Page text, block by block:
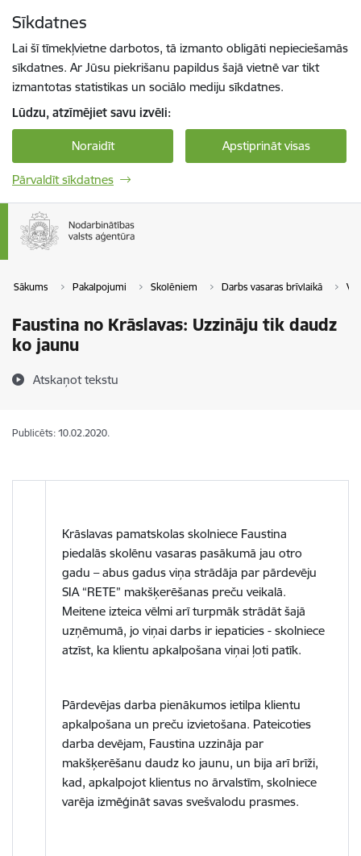
Sīkdatnes
Lai šī tīmekļvietne darbotos, tā izmanto obligāti nepieciešamās
sīkdatnes. Ar Jūsu piekrišanu papildus šajā vietnē var tikt
izmantotas statistikas un sociālo mediju sīkdatnes.
Lūdzu, atzīmējiet savu izvēli:
Noraidīt Apstiprināt visas
Pārvaldīt sīkdatnes
Sākums Pakalpojumi Skolēniem Darbs vasaras brīvlaikā
Faustina no Krāslavas: Uzzināju tik daudz
ko jaunu
Atskaņot tekstu
Publicēts: 10.02.2020.
Krāslavas pamatskolas skolniece Faustina
piedalās skolēnu vasaras pasākumā jau otro
gadu – abus gadus viņa strādāja par pārdevēju
SIA “RETE” makšķerēšanas preču veikalā.
Meitene izteica vēlmi arī turpmāk strādāt šajā
uzņēmumā, jo viņai darbs ir iepaticies - skolniece
atzīst, ka klientu apkalpošana viņai ļoti patīk.
Pārdevējas darba pienākumos ietilpa klientu
apkalpošana un preču izvietošana. Pateicoties
darba devējam, Faustina uzzināja par
makšķerēšanu daudz ko jaunu, un bija arī brīži,
kad, apkalpojot klientus no ārvalstīm, skolniece
varēja izmēģināt savas svešvalodu prasmes.